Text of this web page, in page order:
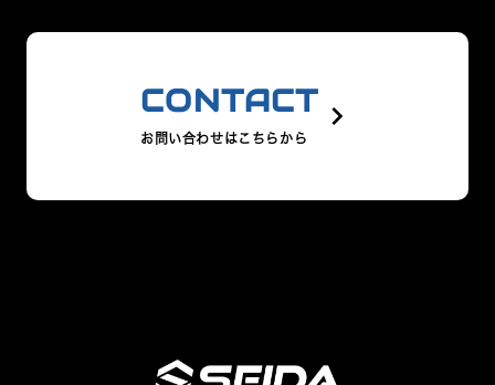
CONTACT
お問い合わせはこちらから
keyboard_arrow_right